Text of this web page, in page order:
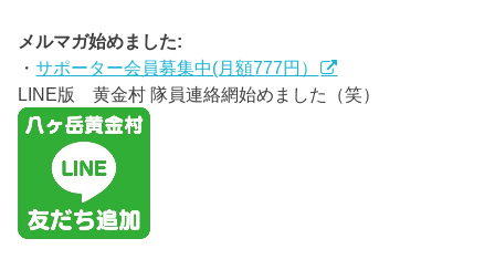
メルマガ始めました:
・サポーター会員募集中(月額777円）
LINE版 黄金村 隊員連絡網始めました（笑）